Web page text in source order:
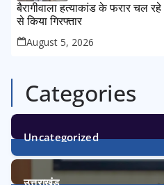
बैरागीवाला हत्याकांड के फरार चल
से किया गिरफ्तार
August 5, 2026
Categories
Uncategorized
1